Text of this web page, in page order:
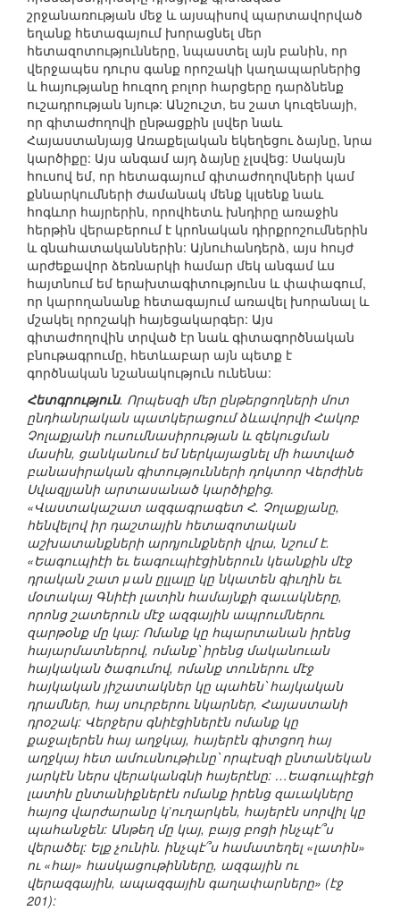
շրջանառության մեջ և այսպիսով պարտավորված
եղանք հետագայում խորացնել մեր
հետազոտությունները, նպաստել այն բանին, որ
վերջապես դուրս գանք որոշակի կաղապարներից
և հայությանը հուզող բոլոր հարցերը դարձնենք
ուշադրության նյութ: Անշուշտ, ես շատ կուզենայի,
որ գիտաժողովի ընթացքին լսվեր նաև
Հայաստանյայց Առաքելական եկեղեցու ձայնը, նրա
կարծիքը: Այս անգամ այդ ձայնը չլսվեց: Սակայն
հուսով եմ, որ հետագայում գիտաժողովների կամ
քննարկումների ժամանակ մենք կլսենք նաև
հոգևոր հայրերին, որովհետև խնդիրը առաջին
հերթին վերաբերում է կրոնական դիրքրոշումներին
և գնահատականներին: Այնուհանդերձ, այս հույժ
արժեքավոր ձեռնարկի համար մեկ անգամ ևս
հայտնում եմ երախտագիտությունս և փափագում,
որ կարողանանք հետագայում առավել խորանալ և
մշակել որոշակի հայեցակարգեր: Այս
գիտաժողովին տրված էր նաև գիտագործնական
բնութագրումը, հետևաբար այն պետք է
գործնական նշանակություն ունենա:
Հետգրություն. Որպեսզի մեր ընթերցողների մոտ
ընդհանրական պատկերացում ձևավորվի Հակոբ
Չոլաքյանի ուսումնասիրության և զեկուցման
մասին, ցանկանում եմ ներկայացնել մի հատված
բանասիրական գիտությունների դոկտոր Վերժինե
Սվազլյանի արտասանած կարծիքից.
«Վաստակաշատ ազգագրագետ Հ. Չոլաքյանը,
հենվելով իր դաշտային հետազոտական
աշխատանքների արդյունքների վրա, նշում է.
«Եագուպիէի եւ եագուպիէցիներուն կեանքին մէջ
դրական շատ μան ըլլալը կը նկատեն գիւղին եւ
մօտակայ Գնիէի լատին համայնքի զաւակները,
որոնց շատերուն մէջ ազգային ապրումներու
զարթօնք մը կայ: Ոմանք կը հպարտանան իրենց
հայարմատներով, ոմանք՝ իրենց մականուան
հայկական ծագումով, ոմանք տուներու մէջ
հայկական յիշատակներ կը պահեն՝ հայկական
դրամներ, հայ սուրբերու նկարներ, Հայաստանի
դրօշակ: Վերջերս գնիէցիներէն ոմանք կը
քաջալերեն հայ աղջկայ, հայերէն գիտցող հայ
աղջկայ հետ ամուսնութիւնը՝ որպէսզի ընտանեկան
յարկէն ներս վերականգնի հայերէնը: …Եագուպիէցի
լատին ընտանիքներէն ոմանք իրենց զաւակները
հայոց վարժարանը կ’ուղարկեն, հայերէն սորվիլ կը
պահանջեն: Անթեղ մը կայ, բայց բոցի ինչպէ՞ս
վերածել: Ելք չունին. ինչպէ՞ս համատեղել «լատին»
ու «հայ» հասկացութինները, ազգային ու
վերազգային, ապազգային գաղափարները» (էջ
201):